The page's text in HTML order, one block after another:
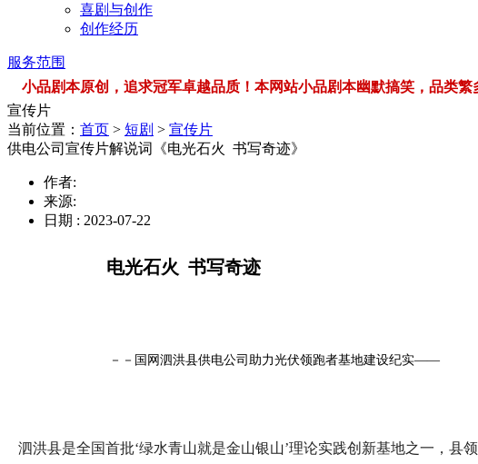
喜剧与创作
创作经历
服务范围
小品剧本原创，追求冠军卓越品质！本网站小品剧本幽默搞笑，品类
宣传片
当前位置： 首页 > 短剧 > 宣传片
供电公司宣传片解说词《电光石火 书写奇迹》
作者:
来源:
日期 : 2023-07-22
电光石火 书写奇迹
－－国网泗洪县供电公司助力光伏领跑者基地建设纪实——
泗洪县是全国首批‘绿水青山就是金山银山’理论实践创新基地之一， 县